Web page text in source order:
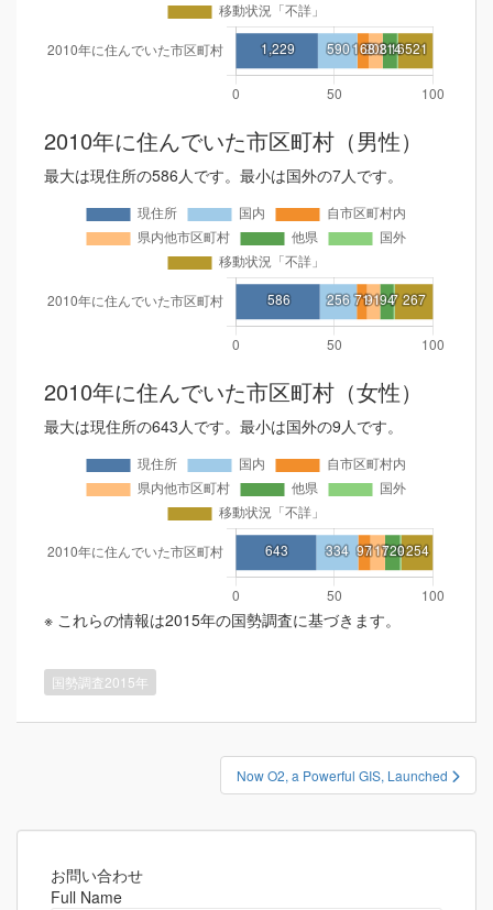
2010年に住んでいた市区町村（男性）
最大は現住所の586人です。最小は国外の7人です。
2010年に住んでいた市区町村（女性）
最大は現住所の643人です。最小は国外の9人です。
※ これらの情報は2015年の国勢調査に基づきます。
国勢調査2015年
ナ
Now O2, a Powerful GIS, Launched
お問い合わせ
Full Name